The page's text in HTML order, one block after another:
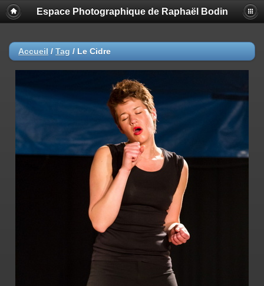
Espace Photographique de Raphaël Bodin
Accueil / Tag / Le Cidre